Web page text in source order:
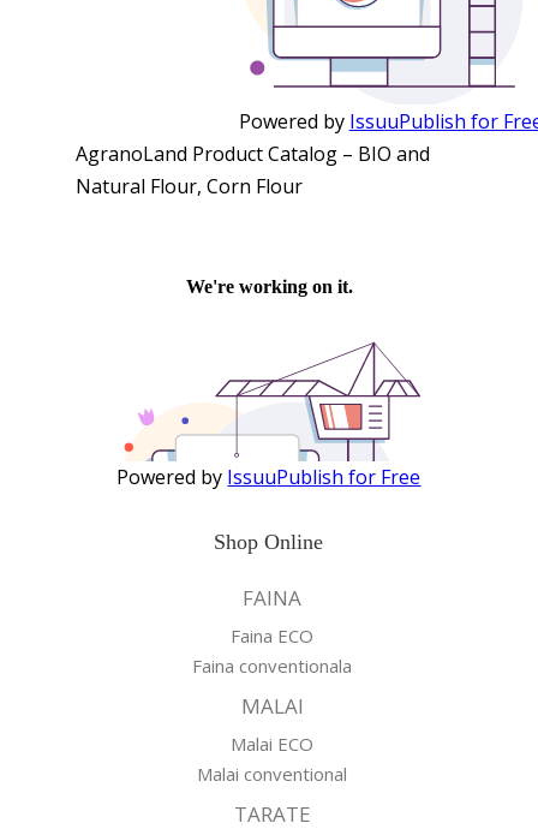
Powered by IssuuPublish for
AgranoLand Product Catalog – BIO and
Natural Flour, Corn Flour
Powered by IssuuPublish for Free
Shop Online
FAINA
Faina ECO
Faina conventionala
MALAI
Malai ECO
Malai conventional
TARATE